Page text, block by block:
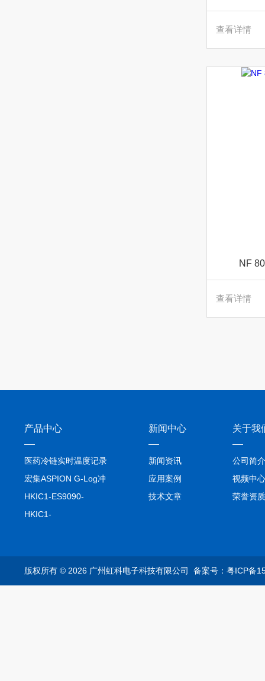
查看详情
NF
查看详情
产品中心
医药冷链实时温度记录
仪TIVE Solo 5G
宏集ASPION G-Log冲
击记录仪
HKIC1-ES9090-
setA100/1000base-T1
HKIC1-
析仪
新闻中心
新闻资讯
应用案例
技术文章
关于我
公司简介
视频中心
荣誉资质
版权所有 © 2026 广州虹科电子科技有限公司 备案号：粤ICP备